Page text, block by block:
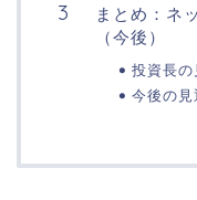
まとめ：ネ
（今後）
投資長の
今後の見